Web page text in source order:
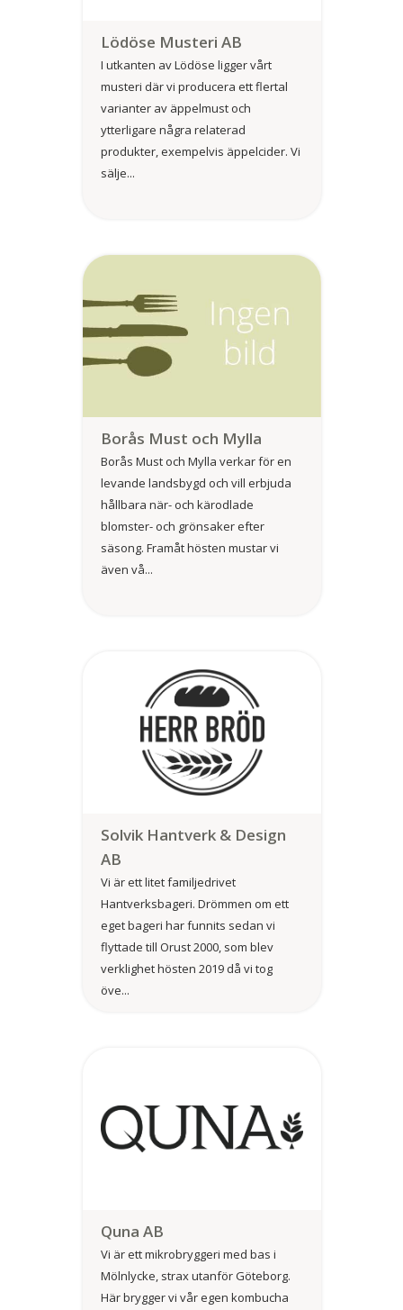
Lödöse Musteri AB
I utkanten av Lödöse ligger vårt
musteri där vi producera ett flertal
varianter av äppelmust och
ytterligare några relaterad
produkter, exempelvis äppelcider. Vi
sälje...
Borås Must och Mylla
Borås Must och Mylla verkar för en
levande landsbygd och vill erbjuda
hållbara när- och kärodlade
blomster- och grönsaker efter
säsong. Framåt hösten mustar vi
även vå...
Solvik Hantverk & Design
AB
Vi är ett litet familjedrivet
Hantverksbageri. Drömmen om ett
eget bageri har funnits sedan vi
flyttade till Orust 2000, som blev
verklighet hösten 2019 då vi tog
öve...
Quna AB
Vi är ett mikrobryggeri med bas i
Mölnlycke, strax utanför Göteborg.
Här brygger vi vår egen kombucha